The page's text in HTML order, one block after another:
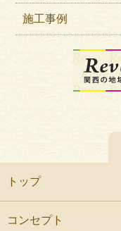
施工事例
トップ
コンセプト